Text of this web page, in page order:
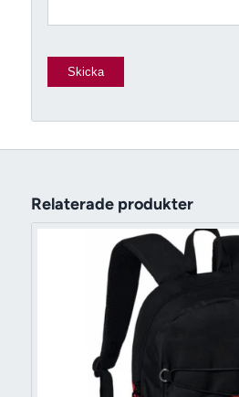
Relaterade produkter